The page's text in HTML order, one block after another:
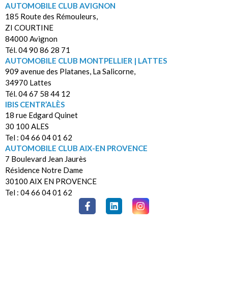
AUTOMOBILE CLUB AVIGNON
185 Route des Rémouleurs,
ZI COURTINE
84000 Avignon
Tél. 04 90 86 28 71
AUTOMOBILE CLUB MONTPELLIER | LATTES
909 avenue des Platanes, La Salicorne,
34970 Lattes
Tél. 04 67 58 44 12
IBIS CENTR’ALÈS
18 rue Edgard Quinet
30 100 ALES
Tel : 04 66 04 01 62
AUTOMOBILE CLUB AIX-EN PROVENCE
7 Boulevard Jean Jaurès
Résidence Notre Dame
30100 AIX EN PROVENCE
Tel : 04 66 04 01 62